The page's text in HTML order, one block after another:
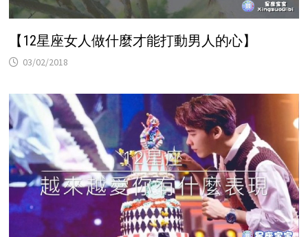
【12星座女人做什麼才能打動男人的心】
03/02/2018